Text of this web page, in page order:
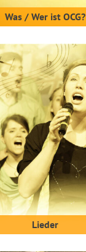
Was / Wer ist OCG?
Lieder